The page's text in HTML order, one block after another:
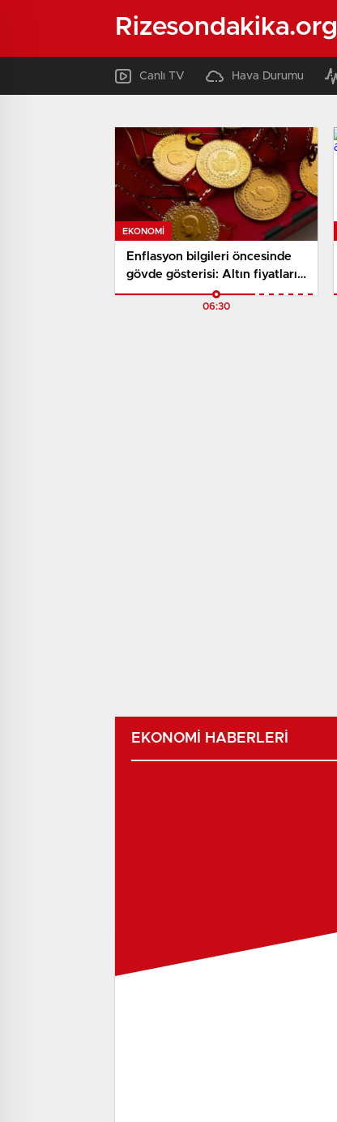
Rizesondakika.org
Canlı TV Hava Durumu
EKONOMI
Enflasyon bilgileri öncesinde
gövde gösterisi: Altın fiyatları
şahlandı
06:30
EKONOMİ HABERLERİ